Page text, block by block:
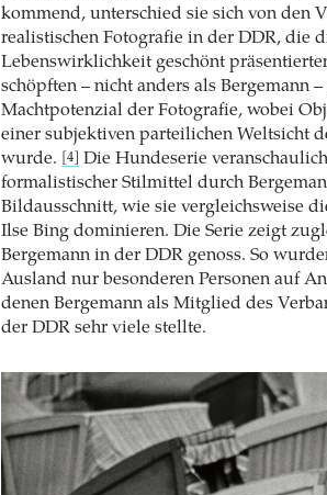
kommend, unterschied sie sich von den
realistischen Fotografie in der DDR, die
Lebenswirklichkeit geschönt
schöpften – nicht anders als Bergemann
Machtpotenzial der Fotografie, wobei
einer subjektiven parteilichen Weltsicht
wurde.
[4]
Die Hundeserie
formalistischer Stilmittel durch
Bildausschnitt, wie sie vergleichsweise
Ilse Bing dominieren. Die Serie zeigt
Bergemann in der DDR genoss. So
Ausland nur besonderen Personen auf
denen Bergemann als Mitglied des
der DDR sehr viele stellte.